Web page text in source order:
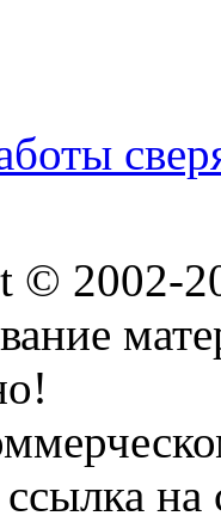
© 2002-
на